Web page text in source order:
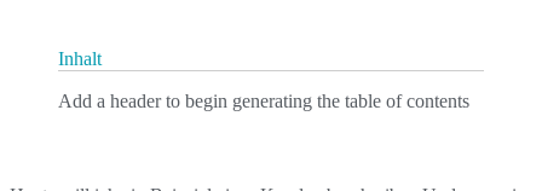
Inhalt
Add a header to begin generating the table of contents